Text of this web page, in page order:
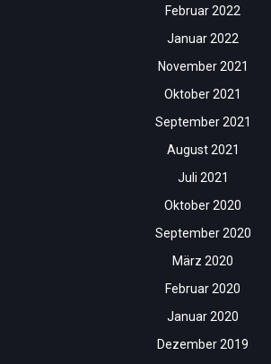
Februar 2022
Januar 2022
November 2021
Oktober 2021
September 2021
August 2021
Juli 2021
Oktober 2020
September 2020
März 2020
Februar 2020
Januar 2020
Dezember 2019